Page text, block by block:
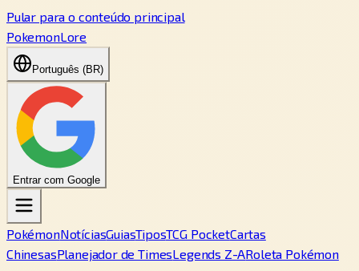
Pular para o conteúdo principal
PokemonLore
Português (BR)
Entrar com Google
PokémonNotíciasGuiasTiposTCG PocketCartas
ChinesasPlanejador de TimesLegends Z-ARoleta Pokémon